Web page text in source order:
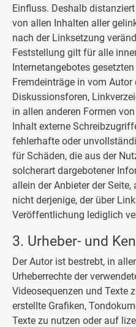
Einfluss. Deshalb
von allen Inhalten aller
nach der Linksetzung
Feststellung gilt für alle
Internetangebotes
Fremdeinträge in vom
Diskussionsforen,
in allen anderen Formen
Inhalt externe
fehlerhafte oder
für Schäden, die aus der
solcherart dargebotener
allein der Anbieter der
nicht derjenige, der über
Veröffentlichung lediglich
3. Urheber- und
Der Autor ist bestrebt, in
Urheberrechte der
Videosequenzen und Texte
erstellte Grafiken,
Texte zu nutzen oder auf